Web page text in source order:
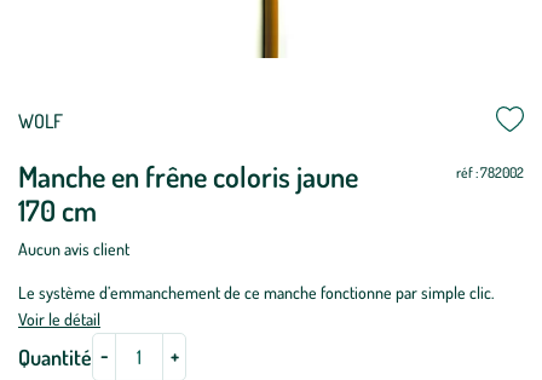
WOLF
Manche en frêne coloris jaune
170 cm
réf : 782002
Aucun avis client
Le système d’emmanchement de ce manche fonctionne par simple clic.
Voir le détail
Quantité
Mettre
jour
-
Mettre
jour
+